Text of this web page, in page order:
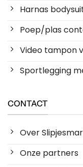
Harnas
Poep/plas
Video tampon
Sportlegging
CONTACT
Over
Onze partners